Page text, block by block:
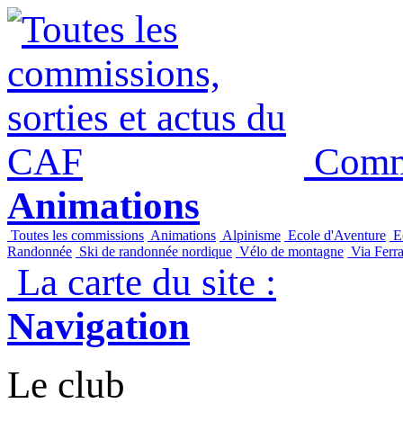
Animations
Toutes les commissions Animations Alpinisme Ecole d'Aventure
Randonnée Ski de randonnée nordique Vélo de montagne Via
La carte du site :
Navigation
Le club